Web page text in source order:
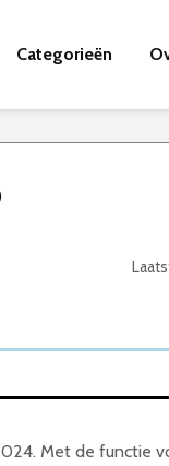
Categorieën
Met de functie